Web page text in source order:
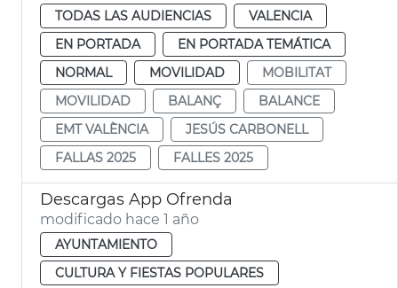
TODAS LAS AUDIENCIAS
VALENCIA
EN PORTADA
EN PORTADA TEMÁTICA
NORMAL
MOVILIDAD
MOBILITAT
MOVILIDAD
BALANÇ
BALANCE
EMT VALÈNCIA
JESÚS CARBONELL
FALLAS 2025
FALLES 2025
Descargas App Ofrenda
modificado hace 1 año
AYUNTAMIENTO
CULTURA Y FIESTAS POPULARES